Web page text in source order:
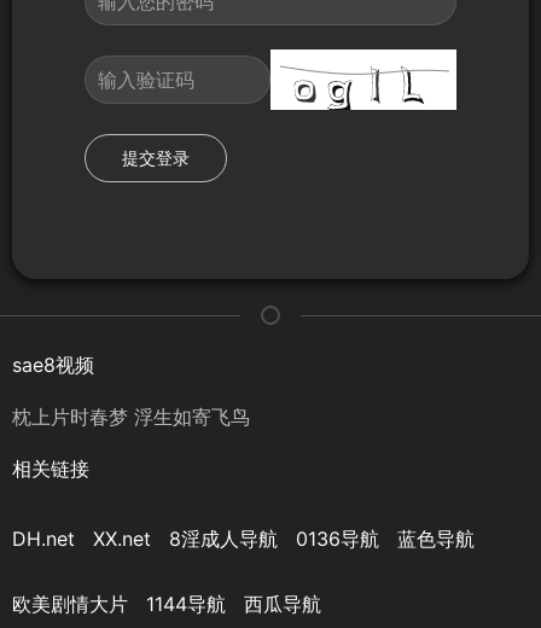
提交登录
sae8视频
枕上片时春梦 浮生如寄飞鸟
相关链接
DH.net XX.net 8淫成人导航 0136导航 蓝色导航
欧美剧情大片 1144导航 西瓜导航